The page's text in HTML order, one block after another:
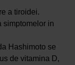
a tiroidei.
simptomelor in
Hashimoto se
de vitamina D,